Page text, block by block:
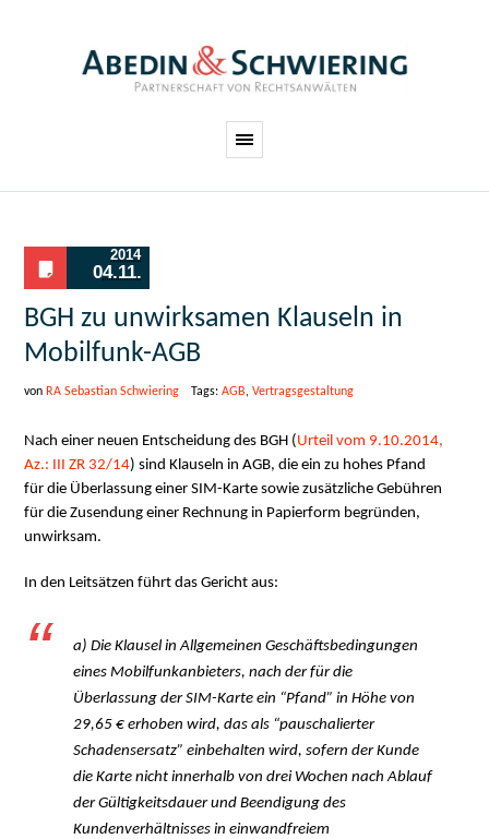
2014
04.11.
BGH zu unwirksamen Klauseln in
Mobilfunk-AGB
von RA Sebastian Schwiering Tags:AGB,Vertragsgestaltung
Nach einer neuen Entscheidung des BGH (Urteil vom 9.10.2014,
Az.: III ZR 32/14) sind Klauseln in AGB, die ein zu hohes Pfand
für die Überlassung einer SIM-Karte sowie zusätzliche Gebühren
für die Zusendung einer Rechnung in Papierform begründen,
unwirksam.
In den Leitsätzen führt das Gericht aus:
a) Die Klausel in Allgemeinen Geschäftsbedingungen
eines Mobilfunkanbieters, nach der für die
Überlassung der SIM-Karte ein “Pfand” in Höhe von
29,65 € erhoben wird, das als “pauschalierter
Schadensersatz” einbehalten wird, sofern der Kunde
die Karte nicht innerhalb von drei Wochen nach Ablauf
der Gültigkeitsdauer und Beendigung des
Kundenverhältnisses in einwandfreiem